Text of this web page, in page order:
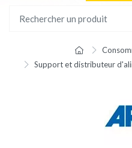
Support et distributeur